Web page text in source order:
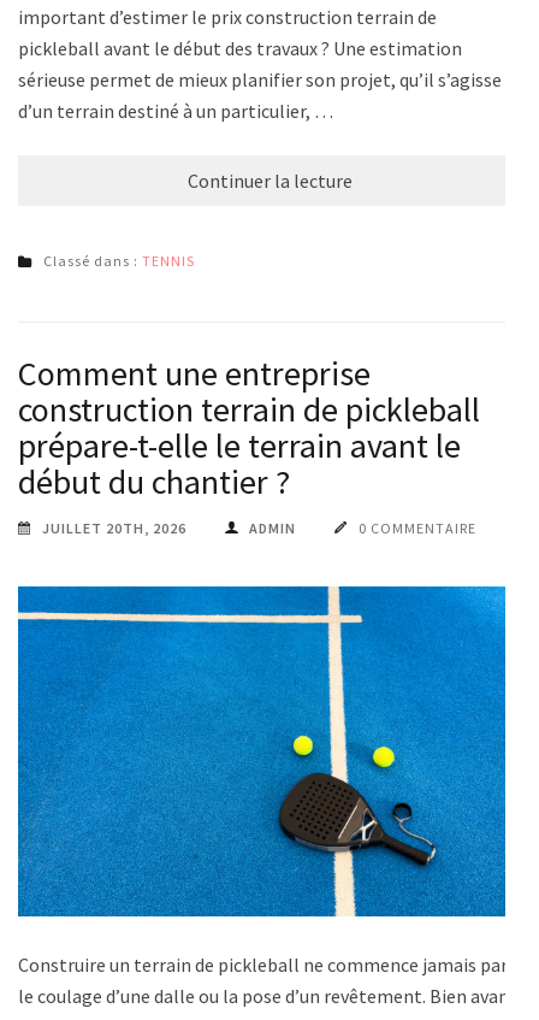
important d’estimer le prix construction terrain de
pickleball avant le début des travaux ? Une estimation
sérieuse permet de mieux planifier son projet, qu’il s’agisse
d’un terrain destiné à un particulier, …
Continuer la lecture
Classé dans : TENNIS
Comment une entreprise
construction terrain de pickleball
prépare-t-elle le terrain avant le
début du chantier ?
JUILLET 20TH, 2026 ADMIN 0 COMMENTAIRE
Construire un terrain de pickleball ne commence jamais par
le coulage d’une dalle ou la pose d’un revêtement. Bien avant